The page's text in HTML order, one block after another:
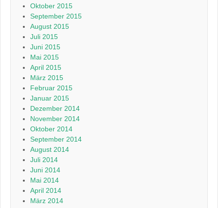
Oktober 2015
September 2015
August 2015
Juli 2015
Juni 2015
Mai 2015
April 2015
März 2015
Februar 2015
Januar 2015
Dezember 2014
November 2014
Oktober 2014
September 2014
August 2014
Juli 2014
Juni 2014
Mai 2014
April 2014
März 2014